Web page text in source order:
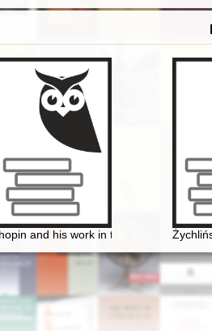
propozycje
and his work in the context of